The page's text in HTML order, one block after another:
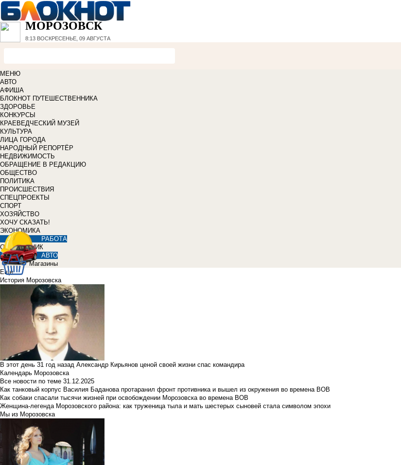
МОРОЗОВСК
8:13 ВОСКРЕСЕНЬЕ, 09 АВГУСТА
МЕНЮ
АВТО
АФИША
БЛОКНОТ ПУТЕШЕСТВЕННИКА
ЗДОРОВЬЕ
КОНКУРСЫ
КРАЕВЕДЧЕСКИЙ МУЗЕЙ
КУЛЬТУРА
ЛИЦА ГОРОДА
НАРОДНЫЙ РЕПОРТЁР
НЕДВИЖИМОСТЬ
ОБРАЩЕНИЕ В РЕДАКЦИЮ
ОБЩЕСТВО
ПОЛИТИКА
ПРОИСШЕСТВИЯ
СПЕЦПРОЕКТЫ
СПОРТ
ХОЗЯЙСТВО
ХОЧУ СКАЗАТЬ!
ЭКОНОМИКА
РАБОТА
СПРАВОЧНИК
АВТО
Магазины
Еще
История Морозовска
В этот день 31 год назад Александр Кирьянов ценой своей жизни спас командира
Календарь Морозовска
Все новости по теме 31.12.2025
Как танковый корпус Василия Баданова протаранил фронт противника и вышел из окружения во времена ВОВ
Как собаки спасали тысячи жизней при освобождении Морозовска во времена ВОВ
Женщина-легенда Морозовского района: как труженица тыла и мать шестерых сыновей стала символом эпохи
Мы из Морозовска